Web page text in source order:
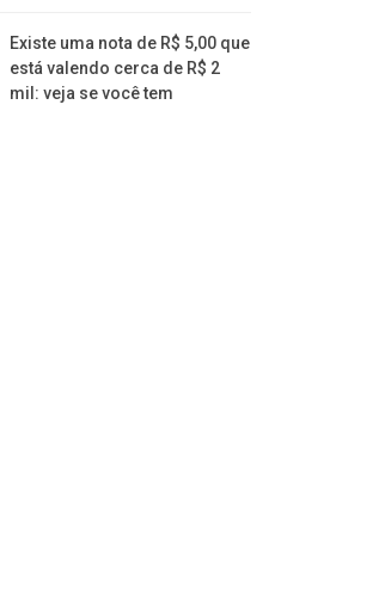
Existe uma nota de R$ 5,00 que
está valendo cerca de R$ 2
mil: veja se você tem